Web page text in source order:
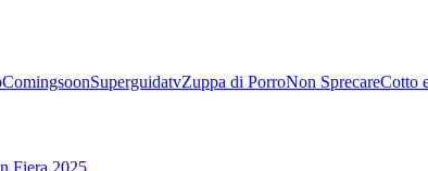
ComingsoonSuperguidatvZuppa di PorroNon SprecareCotto
Fiera 2025